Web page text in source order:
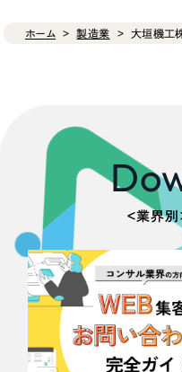
ホーム 製造業 大垣機工
＜業界